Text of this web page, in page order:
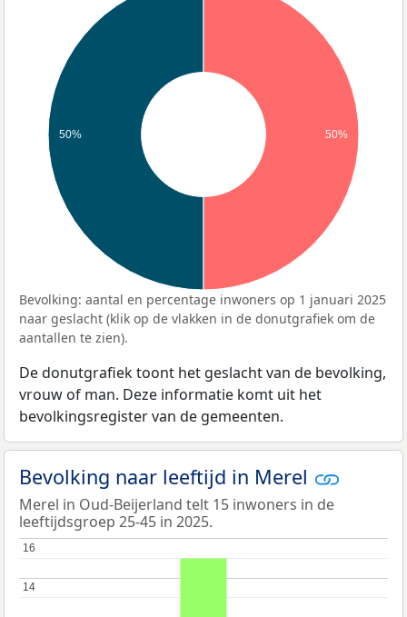
50% 50%
Bevolking: aantal en percentage inwoners op 1 januari 2025
naar geslacht (klik op de vlakken in de donutgrafiek om de
aantallen te zien).
De donutgrafiek toont het geslacht van de bevolking,
vrouw of man. Deze informatie komt uit het
bevolkingsregister van de gemeenten.
Bevolking naar leeftijd in Merel
Merel in Oud-Beijerland telt 15 inwoners in de
leeftijdsgroep 25-45 in 2025.
14
14
16
16